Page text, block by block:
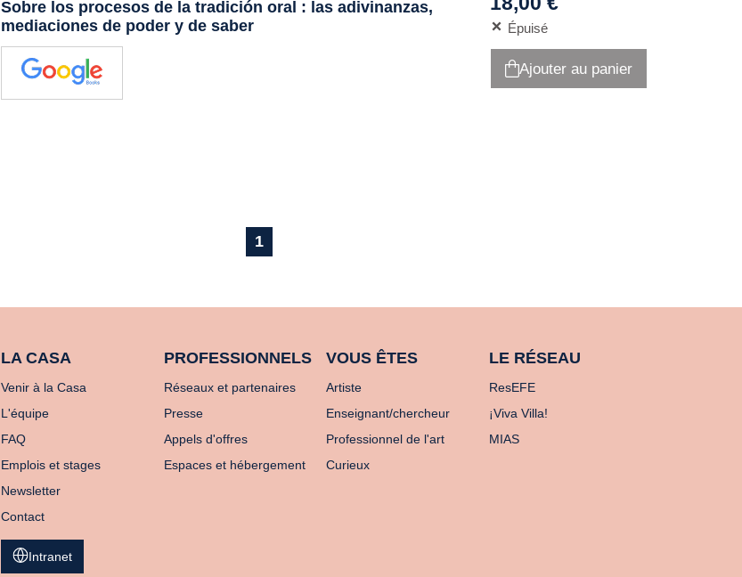
Sobre los procesos de la tradición oral : las adivinanzas,
mediaciones de poder y de saber
Épuisé
Ajouter au panier
1
LA CASA
Venir à la Casa
L'équipe
FAQ
Emplois et stages
Newsletter
Contact
PROFESSIONNELS
Réseaux et partenaires
Presse
Appels d'offres
Espaces et hébergement
VOUS ÊTES
Artiste
Enseignant/chercheur
Professionnel de l'art
Curieux
LE RÉSEAU
ResEFE
¡Viva Villa!
MIAS
Intranet